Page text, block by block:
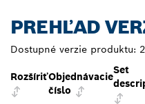
PREHĽAD
Dostupné verzie produktu: 2
RozšíriťObjednávacie
číslo
Set